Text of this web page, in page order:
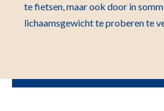
te fietsen, maar ook door in
lichaamsgewicht te proberen te